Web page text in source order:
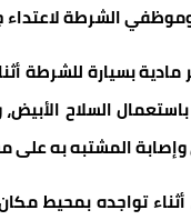
الشرطة
بسيارة للشرطة
السلاح
المشتبه به
تواجده بمحيط